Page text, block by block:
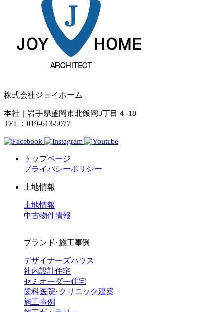
株式会社ジョイホーム
本社｜岩手県盛岡市北飯岡3丁目４-18
TEL：019-613-5077
トップページ
プライバシーポリシー
土地情報
土地情報
中古物件情報
ブランド･施工事例
デザイナーズハウス
社内設計住宅
セミオーダー住宅
歯科医院･クリニック建築
施工事例